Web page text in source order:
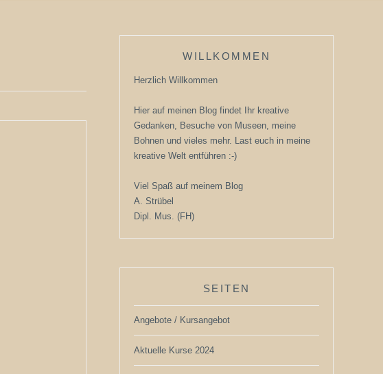
WILLKOMMEN
Herzlich Willkommen
Hier auf meinen Blog findet Ihr kreative
Gedanken, Besuche von Museen, meine
Bohnen und vieles mehr. Last euch in meine
kreative Welt entführen :-)
Viel Spaß auf meinem Blog
A. Strübel
Dipl. Mus. (FH)
SEITEN
Angebote / Kursangebot
Aktuelle Kurse 2024